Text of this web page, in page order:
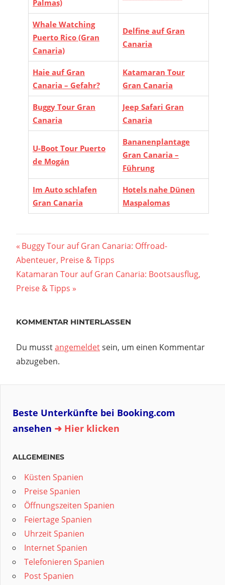
Palmas)
Whale Watching
Puerto Rico (Gran
Canaria)
Delfine auf Gran
Canaria
Haie auf Gran
Canaria – Gefahr?
Katamaran Tour
Gran Canaria
Buggy Tour Gran
Canaria
Jeep Safari Gran
Canaria
U-Boot Tour Puerto
de Mogán
Bananenplantage
Gran Canaria –
Führung
Im Auto schlafen
Gran Canaria
Hotels nahe Dünen
Maspalomas
Beitragsnavigation
Vorheriger
Beitrag:
Buggy Tour auf Gran Canaria: Offroad-
Abenteuer, Preise & Tipps
Nächster
Beitrag:
Katamaran Tour auf Gran Canaria: Bootsausflug,
Preise & Tipps
KOMMENTAR HINTERLASSEN
Du musstangemeldetsein, um einen Kommentar
abzugeben.
Beste Unterkünfte bei Booking.com
ansehen ➜ Hier klicken
ALLGEMEINES
Küsten Spanien
Preise Spanien
Öffnungszeiten Spanien
Feiertage Spanien
Uhrzeit Spanien
Internet Spanien
Telefonieren Spanien
Post Spanien